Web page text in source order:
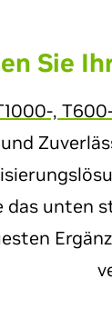
Sie
,
das unten